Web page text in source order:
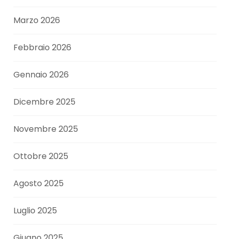
Marzo 2026
Febbraio 2026
Gennaio 2026
Dicembre 2025
Novembre 2025
Ottobre 2025
Agosto 2025
Luglio 2025